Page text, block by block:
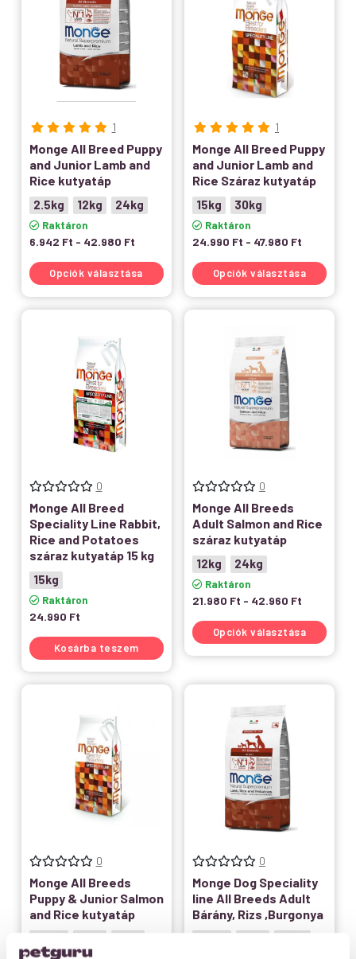
1
Monge All Breed Puppy
and Junior Lamb and
Rice kutyatáp
2.5kg 12kg 24kg
Raktáron
6.942 Ft - 42.980 Ft
Opciók választása
1
Monge All Breed Puppy
and Junior Lamb and
Rice Száraz kutyatáp
15kg 30kg
Raktáron
24.990 Ft - 47.980 Ft
Opciók választása
0
Monge All Breed
Speciality Line Rabbit,
Rice and Potatoes
száraz kutyatáp 15 kg
15kg
Raktáron
24.990 Ft
Kosárba teszem
0
Monge All Breeds
Adult Salmon and Rice
száraz kutyatáp
12kg 24kg
Raktáron
21.980 Ft - 42.960 Ft
Opciók választása
0
Monge All Breeds
Puppy & Junior Salmon
and Rice kutyatáp
0
Monge Dog Speciality
line All Breeds Adult
Bárány, Rizs ,Burgonya